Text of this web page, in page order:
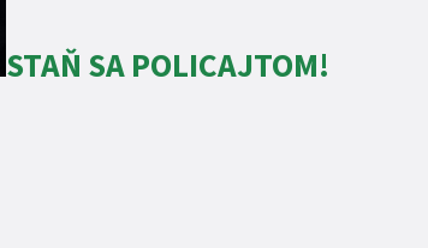
STAŇ SA POLICAJTOM!